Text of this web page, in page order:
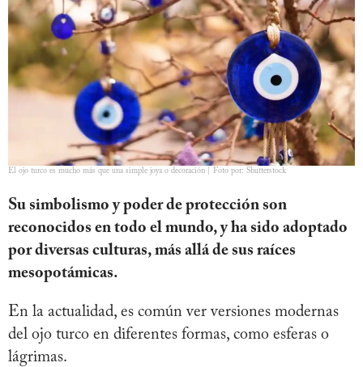
El ojo turco es mucho más que una simple joya o decoración | Foto por: Shutterstock
Su simbolismo y poder de protección son
reconocidos en todo el mundo, y ha sido adoptado
por diversas culturas, más allá de sus raíces
mesopotámicas.
En la actualidad, es común ver versiones modernas
del ojo turco en diferentes formas, como esferas o
lágrimas.